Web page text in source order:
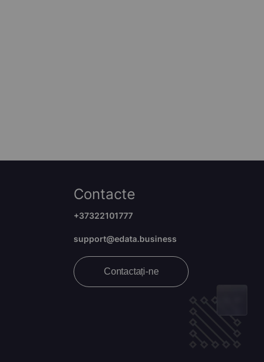
Contacte
+37322101777
support@edata.business
Contactați-ne